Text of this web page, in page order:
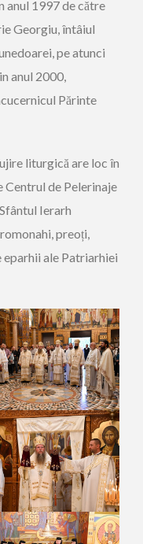
anul 1997 de către
Georgiu, întâiul
pe atunci
anul 2000,
Părinte
liturgică are loc în
de Pelerinaje
Ierarh
preoți,
eparhii ale Patriarhiei